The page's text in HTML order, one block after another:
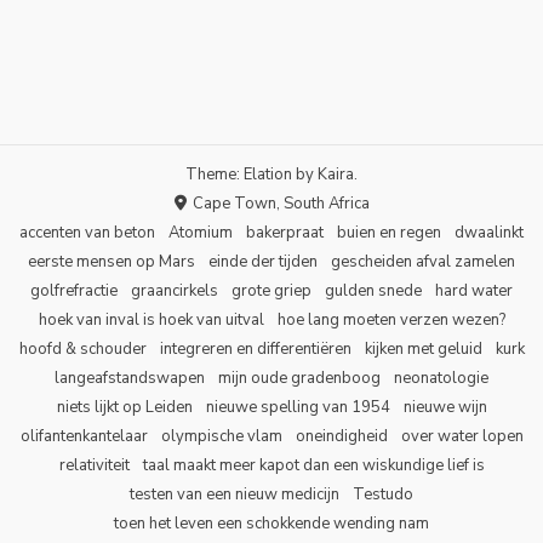
Theme: Elation byKaira.
Cape Town, South Africa
accenten van beton
Atomium bakerpraat buien en regen
dwaalinkt
eerste mensen op Mars
einde der tijden
gescheiden afval zamelen
golfrefractie
graancirkels grote griep gulden snede
hard water
hoek van inval is hoek van uitval
hoe lang moeten verzen wezen?
hoofd & schouder
integreren en differentiëren kijken met geluid
kurk
langeafstandswapen
mijn oude gradenboog
neonatologie
niets lijkt op Leiden
nieuwe spelling van 1954
nieuwe wijn
olifantenkantelaar
olympische vlam oneindigheid
over water lopen
relativiteit
taal maakt meer kapot dan een wiskundige lief is
testen van een nieuw medicijn
Testudo
toen het leven een schokkende wending nam